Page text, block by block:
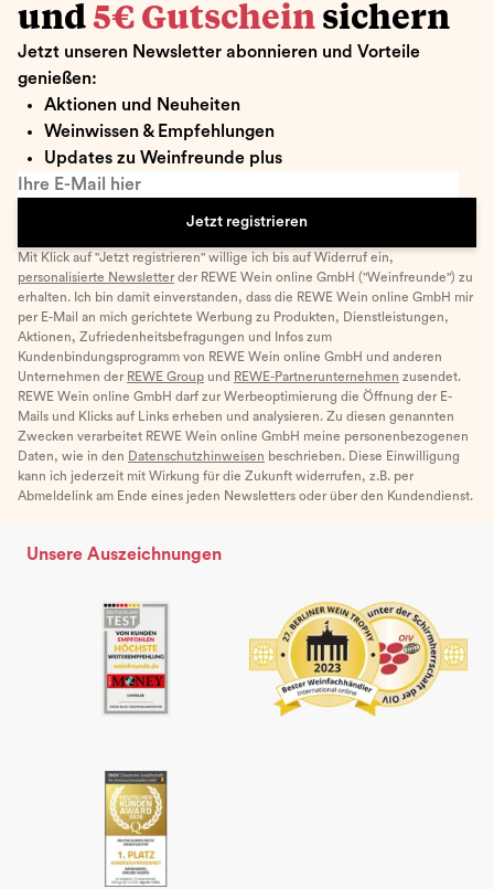
und 5€ Gutschein sichern
Jetzt unseren Newsletter abonnieren und Vorteile
genießen:
Aktionen und Neuheiten
Weinwissen & Empfehlungen
Updates zu Weinfreunde plus
Ihre E-Mail hier
Jetzt registrieren
Mit Klick auf "Jetzt registrieren" willige ich bis auf Widerruf ein,
personalisierte Newsletter der REWE Wein online GmbH ("Weinfreunde") zu
erhalten. Ich bin damit einverstanden, dass die REWE Wein online GmbH mir
per E-Mail an mich gerichtete Werbung zu Produkten, Dienstleistungen,
Aktionen, Zufriedenheitsbefragungen und Infos zum
Kundenbindungsprogramm von REWE Wein online GmbH und anderen
Unternehmen der REWE Group und REWE-Partnerunternehmen zusendet.
REWE Wein online GmbH darf zur Werbeoptimierung die Öffnung der E-
Mails und Klicks auf Links erheben und analysieren. Zu diesen genannten
Zwecken verarbeitet REWE Wein online GmbH meine personenbezogenen
Daten, wie in den Datenschutzhinweisen beschrieben. Diese Einwilligung
kann ich jederzeit mit Wirkung für die Zukunft widerrufen, z.B. per
Abmeldelink am Ende eines jeden Newsletters oder über den Kundendienst.
Unsere Auszeichnungen